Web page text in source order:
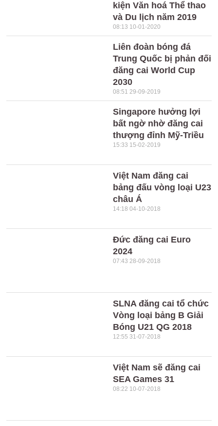
kiện Văn hoá Thể thao
và Du lịch năm 2019
08:13 10-01-2020
Liên đoàn bóng đá
Trung Quốc bị phản đối
đăng cai World Cup
2030
08:51 29-09-2019
Singapore hưởng lợi
bất ngờ nhờ đăng cai
thượng đỉnh Mỹ-Triều
15:33 15-02-2019
Việt Nam đăng cai
bảng đấu vòng loại U23
châu Á
14:18 04-10-2018
Đức đăng cai Euro
2024
07:43 28-09-2018
SLNA đăng cai tổ chức
Vòng loại bảng B Giải
Bóng U21 QG 2018
12:55 31-07-2018
Việt Nam sẽ đăng cai
SEA Games 31
08:22 10-07-2018